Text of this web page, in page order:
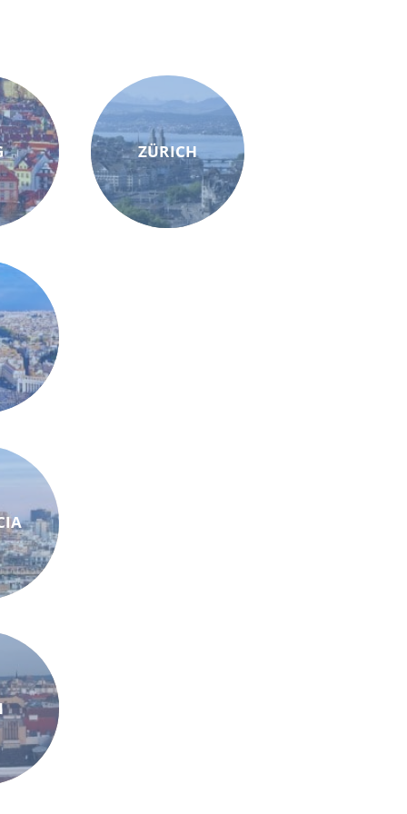
ZÜRICH